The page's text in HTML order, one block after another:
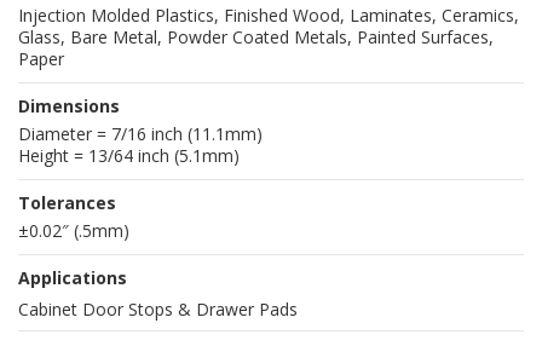
Injection Molded Plastics, Finished Wood, Laminates, Ceramics,
Glass, Bare Metal, Powder Coated Metals, Painted Surfaces,
Paper
Dimensions
Diameter = 7/16 inch (11.1mm)
Height = 13/64 inch (5.1mm)
Tolerances
±0.02″ (.5mm)
Applications
Cabinet Door Stops & Drawer Pads